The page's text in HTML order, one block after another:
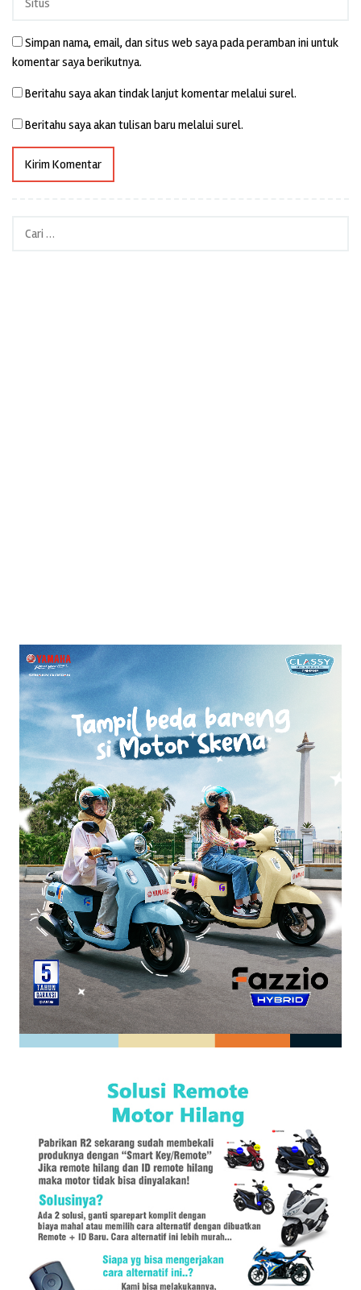
Simpan nama, email, dan situs web saya pada peramban ini untuk
komentar saya berikutnya.
Beritahu saya akan tindak lanjut komentar melalui surel.
Beritahu saya akan tulisan baru melalui surel.